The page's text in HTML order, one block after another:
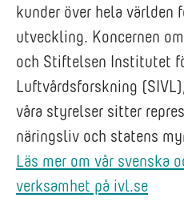
kunder över hela världen
utveckling. Koncernen
och Stiftelsen Institutet
Luftvårdsforskning
våra styrelser sitter
näringsliv och statens
Läs mer om vår svenska
verksamhet på ivl.se